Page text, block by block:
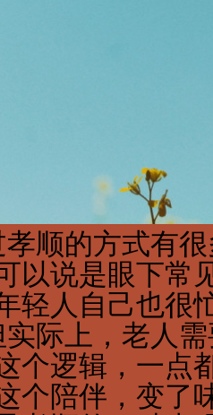
孝顺的方式有
以说是眼下常
轻人自己也很
实际上，老人
个逻辑，一点
个陪伴，变了